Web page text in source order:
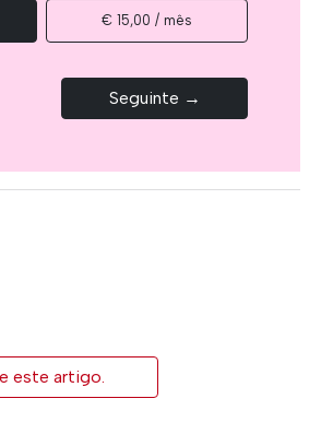
€ 15,00 / mês
Seguinte →
este artigo.